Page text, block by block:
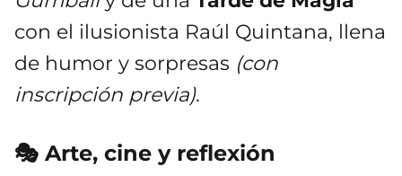
con el ilusionista Raúl Quintana, llena
de humor y sorpresas (con
inscripción previa).
🎭 Arte, cine y reflexión